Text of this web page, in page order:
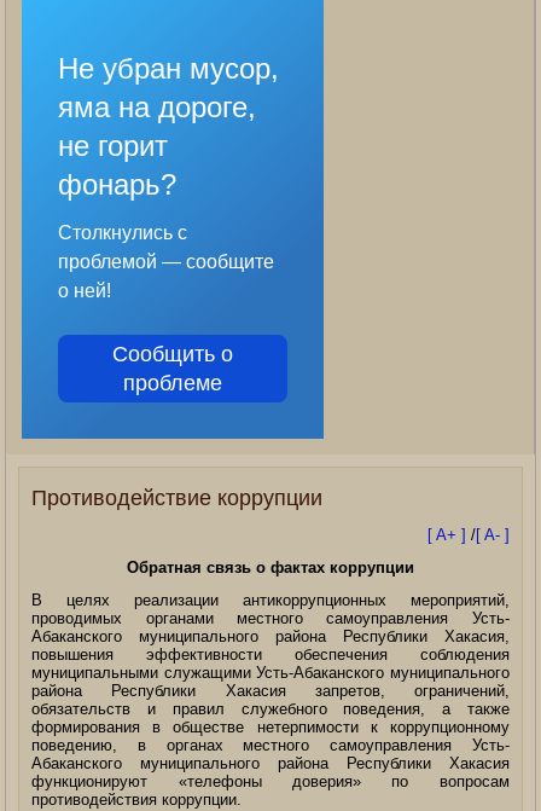
Не убран мусор,
яма на дороге,
не горит
фонарь?
Столкнулись с
проблемой — сообщите
о ней!
Сообщить о
проблеме
Противодействие коррупции
[ A+ ] /[ A- ]
Обратная связь о фактах коррупции
В целях реализации антикоррупционных мероприятий,
проводимых органами местного самоуправления Усть-
Абаканского муниципального района Республики Хакасия,
повышения эффективности обеспечения соблюдения
муниципальными служащими Усть-Абаканского муниципального
района Республики Хакасия запретов, ограничений,
обязательств и правил служебного поведения, а также
формирования в обществе нетерпимости к коррупционному
поведению, в органах местного самоуправления Усть-
Абаканского муниципального района Республики Хакасия
функционируют «телефоны доверия» по вопросам
противодействия коррупции.